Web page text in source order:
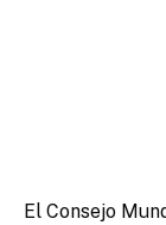
El Consejo